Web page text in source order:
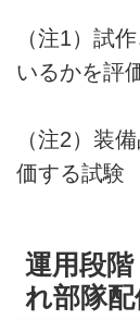
（注1）試
いるかを評
（注2）装
価する試験
運用段
れ部隊